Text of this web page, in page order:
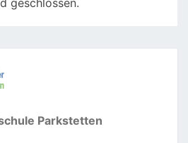
geschlossen.
Parkstetten